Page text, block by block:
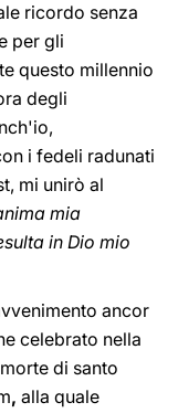
ricordo senza
per gli
questo millennio
degli
i fedeli radunati
mi unirò al
mia
in Dio mio
ancor
celebrato nella
di santo
, alla quale